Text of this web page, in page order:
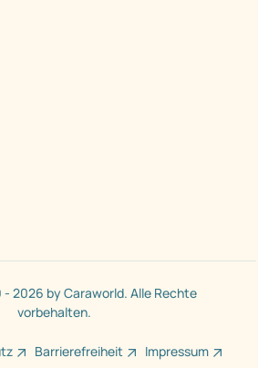
2026 by Caraworld. Alle Rechte
vorbehalten.
Barrierefreiheit Impressum